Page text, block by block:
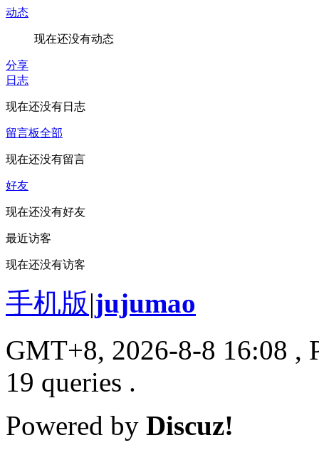
动态
现在还没有动态
分享
日志
现在还没有日志
留言板全部
现在还没有留言
好友
现在还没有好友
最近访客
现在还没有访客
手机版|jujumao
GMT+8, 2026-8-8 16:08 ,
19 queries .
Powered by Discuz!